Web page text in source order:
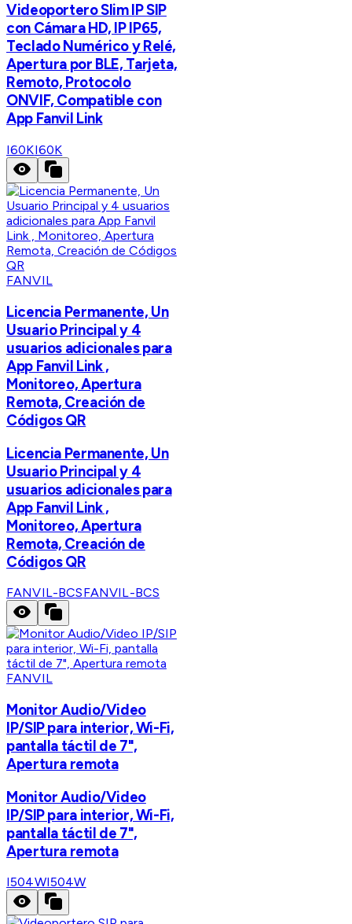
Videoportero Slim IP SIP
con Cámara HD, IP IP65,
Teclado Numérico y Relé,
Apertura por BLE, Tarjeta,
Remoto, Protocolo
ONVIF, Compatible con
App Fanvil Link
I60KI60K
FANVIL
Licencia Permanente, Un
Usuario Principal y 4
usuarios adicionales para
App Fanvil Link ,
Monitoreo, Apertura
Remota, Creación de
Códigos QR
Licencia Permanente, Un
Usuario Principal y 4
usuarios adicionales para
App Fanvil Link ,
Monitoreo, Apertura
Remota, Creación de
Códigos QR
FANVIL-BCSFANVIL-BCS
FANVIL
Monitor Audio/Video
IP/SIP para interior, Wi-Fi,
pantalla táctil de 7",
Apertura remota
Monitor Audio/Video
IP/SIP para interior, Wi-Fi,
pantalla táctil de 7",
Apertura remota
I504WI504W